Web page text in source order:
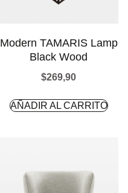
Modern TAMARIS Lamp
Black Wood
$269,90
AÑADIR AL CARRITO